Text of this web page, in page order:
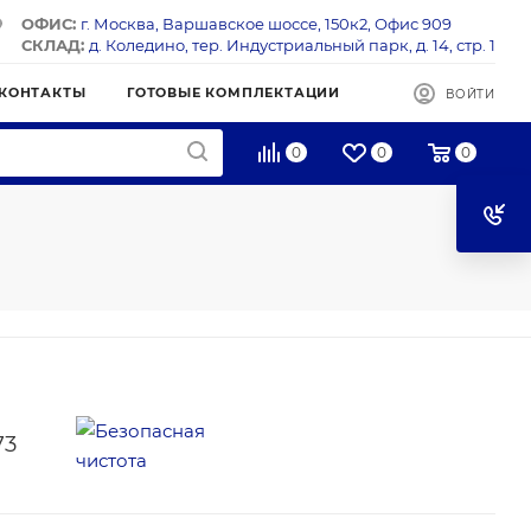
ОФИС: г. Москва, Варшавское шоссе, 150к2, Офис 909
СКЛАД: д. Коледино, тер. Индустриальный парк, д. 14, стр. 1
КОНТАКТЫ ГОТОВЫЕ КОМПЛЕКТАЦИИ ВОЙТИ
0 0 0